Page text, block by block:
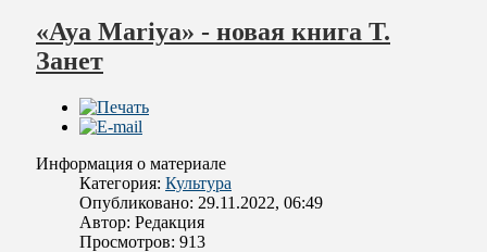
«Aya Mariya» - новая книга Т.
Занет
Информация о материале
Категория: Культура
Опубликовано: 29.11.2022, 06:49
Автор: Редакция
Просмотров: 913